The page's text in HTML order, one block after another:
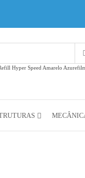
Hyper Speed Amarelo